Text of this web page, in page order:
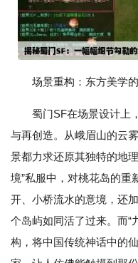
场景重构：东方美学
蜀门SF在场景设计上
与再创造。从峨眉山的云
景都力求还原其独特的地
境”私服中，对桃花岛的重
开、小桥流水的意境，还
个岛屿如同活了过来。而“
构，将中国传统神话中的